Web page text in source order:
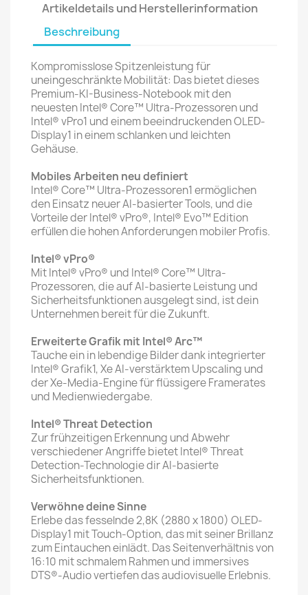
Artikeldetails und Herstellerinformation
Beschreibung
Kompromisslose Spitzenleistung für
uneingeschränkte Mobilität: Das bietet dieses
Premium-KI-Business-Notebook mit den
neuesten Intel® Core™ Ultra-Prozessoren und
Intel® vPro1 und einem beeindruckenden OLED-
Display1 in einem schlanken und leichten
Gehäuse.
Mobiles Arbeiten neu definiert
Intel® Core™ Ultra-Prozessoren1 ermöglichen
den Einsatz neuer AI-basierter Tools, und die
Vorteile der Intel® vPro®, Intel® Evo™ Edition
erfüllen die hohen Anforderungen mobiler Profis.
Intel® vPro®
Mit Intel® vPro® und Intel® Core™ Ultra-
Prozessoren, die auf AI-basierte Leistung und
Sicherheitsfunktionen ausgelegt sind, ist dein
Unternehmen bereit für die Zukunft.
Erweiterte Grafik mit Intel® Arc™
Tauche ein in lebendige Bilder dank integrierter
Intel® Grafik1, Xe AI-verstärktem Upscaling und
der Xe-Media-Engine für flüssigere Framerates
und Medienwiedergabe.
Intel® Threat Detection
Zur frühzeitigen Erkennung und Abwehr
verschiedener Angriffe bietet Intel® Threat
Detection-Technologie dir AI-basierte
Sicherheitsfunktionen.
Verwöhne deine Sinne
Erlebe das fesselnde 2,8K (2880 x 1800) OLED-
Display1 mit Touch-Option, das mit seiner Brillanz
zum Eintauchen einlädt. Das Seitenverhältnis von
16:10 mit schmalem Rahmen und immersives
DTS®-Audio vertiefen das audiovisuelle Erlebnis.